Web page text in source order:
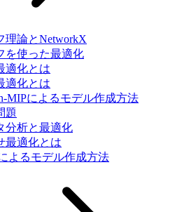
理論とNetworkX
を使った最適化
適化とは
適化とは
MIPによるモデル作成方法
題
分析と最適化
最適化とは
よるモデル作成方法